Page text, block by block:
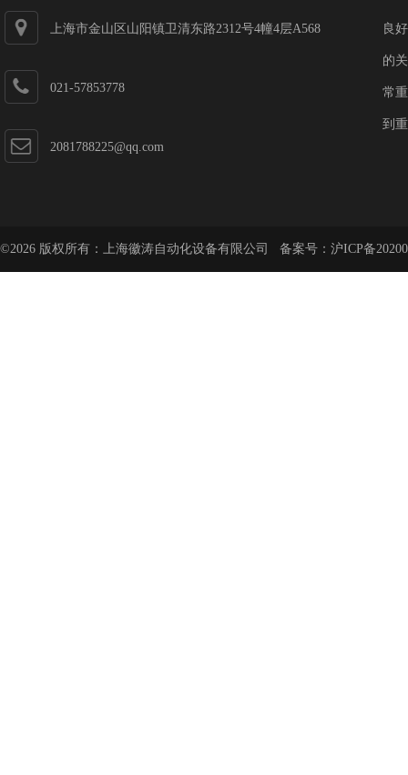
上海市金山区山阳镇卫清东路2312号4幢4层A568
021-57853778
2081788225@qq.com
良
的
常
到
©2026 版权所有：上海徽涛自动化设备有限公司 备案号： 沪ICP备